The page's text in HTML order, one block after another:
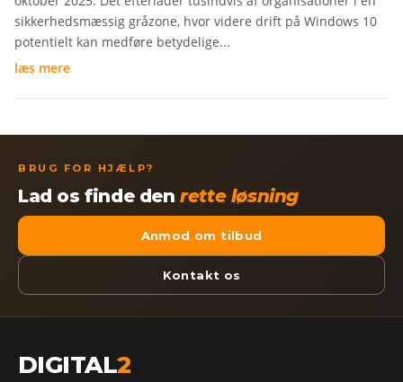
sikkerhedsmæssig gråzone, hvor videre drift på Windows 10
potentielt kan medføre betydelige...
læs mere
BRUG FOR HJÆLP?
Lad os finde denrette løsning
Anmod om tilbud
Kontakt os
DIGITAL2